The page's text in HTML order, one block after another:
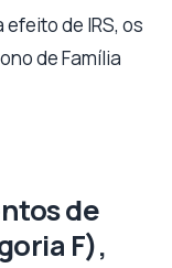
de IRS, os
de Família
de
F),